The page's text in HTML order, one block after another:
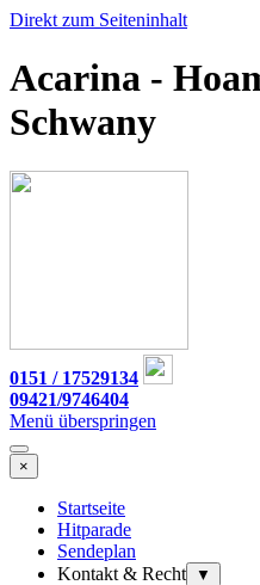
Direkt zum Seiteninhalt
Acarina -
Schwany
0151 / 17529134
09421/9746404
Menü überspringen
×
Startseite
Hitparade
Sendeplan
Kontakt & Recht
▼